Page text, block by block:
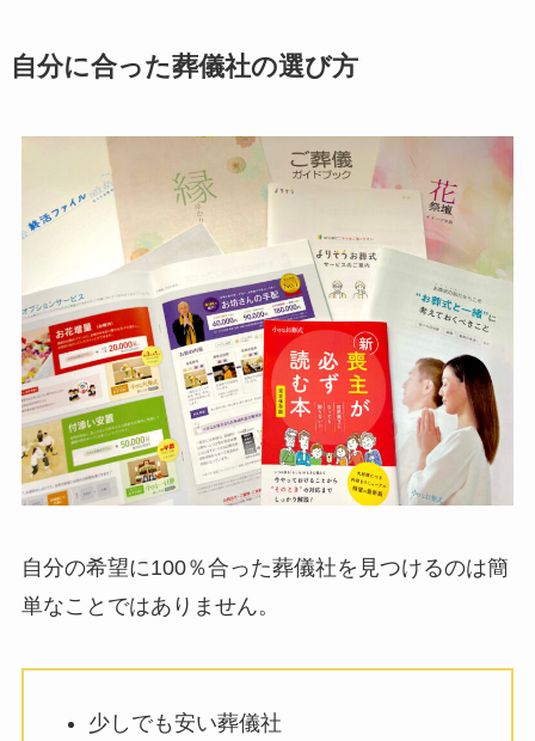
自分に合った葬儀社の選び方
自分の希望に100％合った葬儀社を見つけるのは簡
単なことではありません。
少しでも安い葬儀社